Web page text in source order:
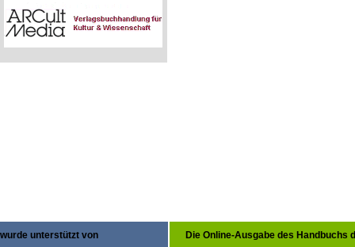
wurde unterstützt von
Die Online-Ausgabe des Handbuchs